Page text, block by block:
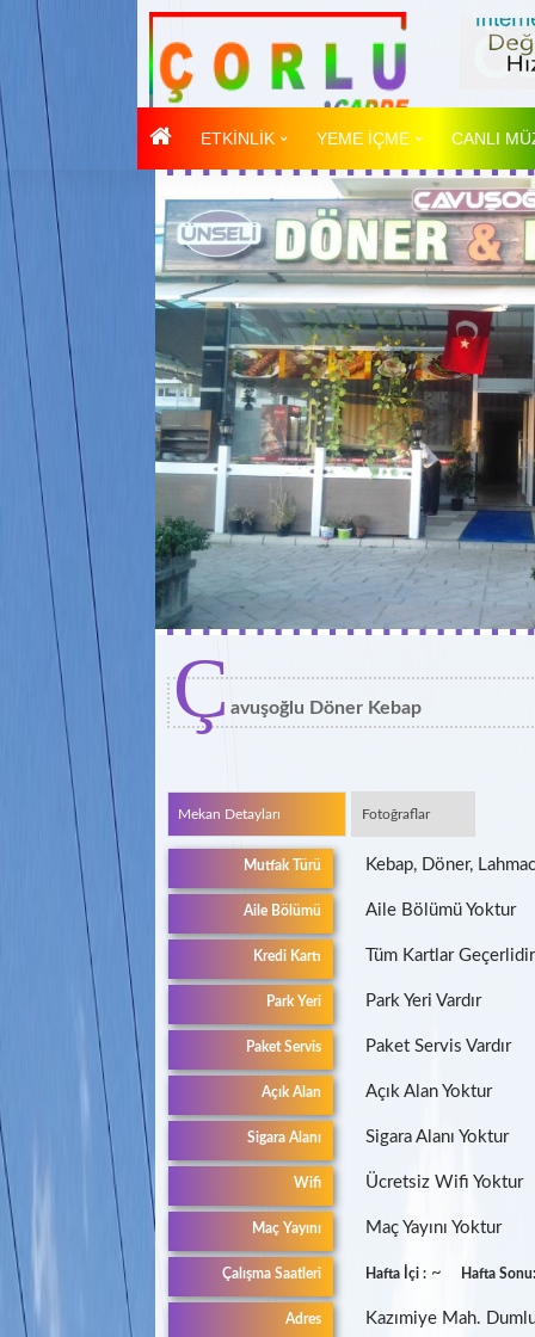
ETKİNLİK YEME İÇME CANLI
Çavuşoğlu Döner Kebap
Mekan Detayları Fotoğraflar
Mutfak Türü Kebap, Döner,
Aile Bölümü Aile Bölümü Yoktur
Kredi Kartı Tüm Kartlar Geçerlidir
Park Yeri Park Yeri Vardır
Paket Servis Paket Servis Vardır
Açık Alan Açık Alan Yoktur
Sigara Alanı Sigara Alanı Yoktur
Wifi Ücretsiz Wifi Yoktur
Maç Yayını Maç Yayını Yoktur
Çalışma Saatleri Hafta İçi : ~ Hafta
Adres Kazımiye Mah.